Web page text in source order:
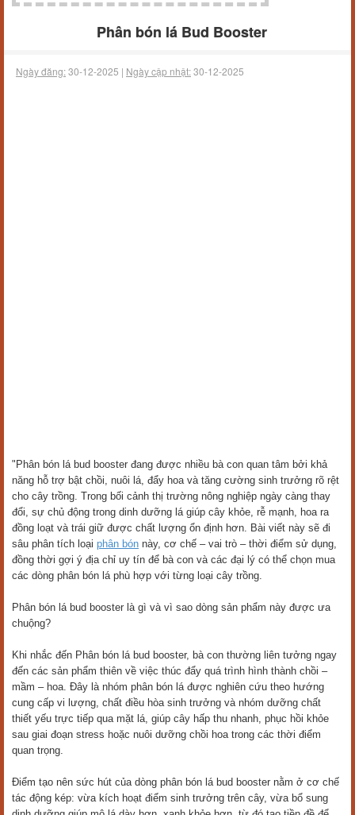
Phân bón lá Bud Booster
Ngày đăng:30-12-2025 | Ngày cập nhật:30-12-2025
"Phân bón lá bud booster đang được nhiều bà con quan tâm bởi khả
năng hỗ trợ bật chồi, nuôi lá, đẩy hoa và tăng cường sinh trưởng rõ rệt
cho cây trồng. Trong bối cảnh thị trường nông nghiệp ngày càng thay
đổi, sự chủ động trong dinh dưỡng lá giúp cây khỏe, rễ mạnh, hoa ra
đồng loạt và trái giữ được chất lượng ổn định hơn. Bài viết này sẽ đi
sâu phân tích loại phân bón này, cơ chế – vai trò – thời điểm sử dụng,
đồng thời gợi ý địa chỉ uy tín để bà con và các đại lý có thể chọn mua
các dòng phân bón lá phù hợp với từng loại cây trồng.
Phân bón lá bud booster là gì và vì sao dòng sản phẩm này được ưa
chuộng?
Khi nhắc đến Phân bón lá bud booster, bà con thường liên tưởng ngay
đến các sản phẩm thiên về việc thúc đẩy quá trình hình thành chồi –
mầm – hoa. Đây là nhóm phân bón lá được nghiên cứu theo hướng
cung cấp vi lượng, chất điều hòa sinh trưởng và nhóm dưỡng chất
thiết yếu trực tiếp qua mặt lá, giúp cây hấp thu nhanh, phục hồi khỏe
sau giai đoạn stress hoặc nuôi dưỡng chồi hoa trong các thời điểm
quan trọng.
Điểm tạo nên sức hút của dòng phân bón lá bud booster nằm ở cơ chế
tác động kép: vừa kích hoạt điểm sinh trưởng trên cây, vừa bổ sung